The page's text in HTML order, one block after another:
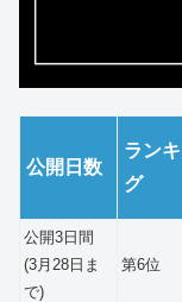
公開日数
ラン
グ
公開3日間
(3月28日ま
で)
第6位